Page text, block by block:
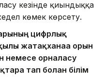
кезінде қиындыққа
көмек көрсету.
цифрлық
жатақханаға орын
немесе орналасу
тап болған білім